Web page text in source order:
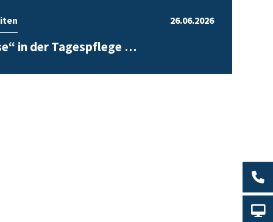
26.06.2026
in der Tagespflege …